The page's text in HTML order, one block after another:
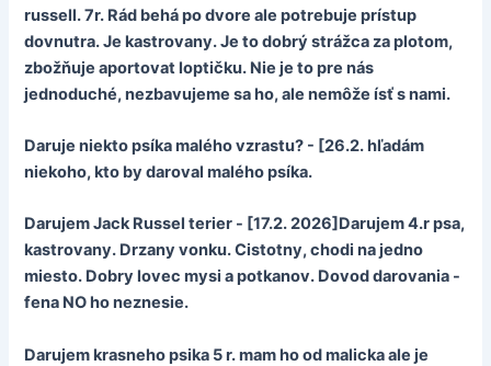
russell. 7r. Rád behá po dvore ale potrebuje prístup
dovnutra. Je kastrovany. Je to dobrý strážca za plotom,
zbožňuje aportovat loptičku. Nie je to pre nás
jednoduché, nezbavujeme sa ho, ale nemôže ísť s nami.
Daruje niekto psíka malého vzrastu? - [26.2. hľadám
niekoho, kto by daroval malého psíka.
Darujem Jack Russel terier - [17.2. 2026]Darujem 4.r psa,
kastrovany. Drzany vonku. Cistotny, chodi na jedno
miesto. Dobry lovec mysi a potkanov. Dovod darovania -
fena NO ho neznesie.
Darujem krasneho psika 5 r. mam ho od malicka ale je